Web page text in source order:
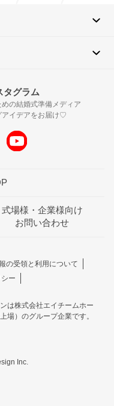
タグラム
の結婚式準備メディア
アイデアをお届け♡
式場様・企業様向け
お問い合わせ
の受領と利用について
ー
は株式会社エイチームホー
場）のグループ企業です。
Inc.